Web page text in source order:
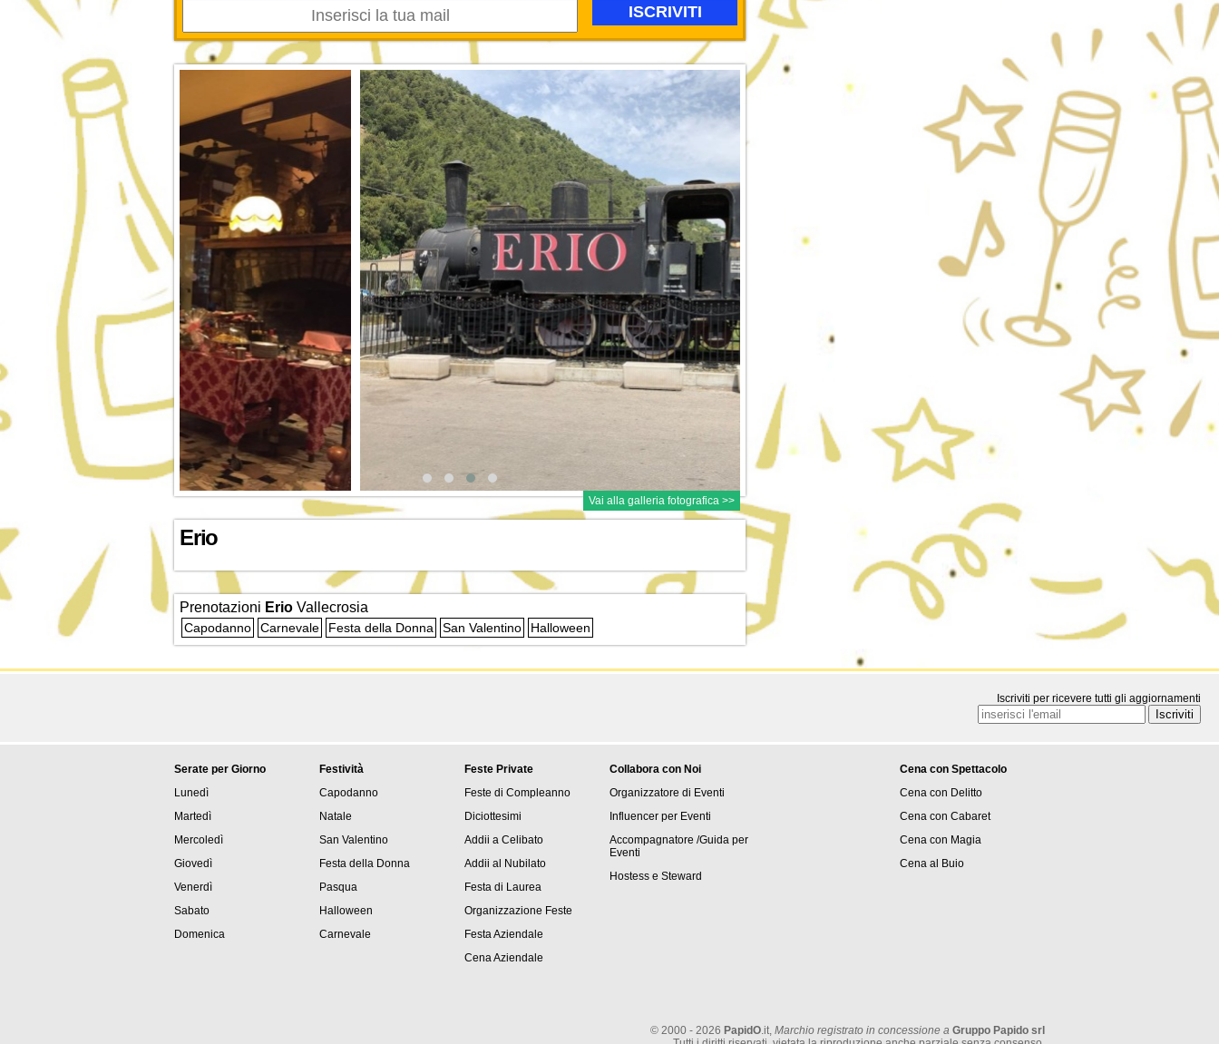
Vai alla galleria fotografica >>
Erio
Prenotazioni Erio Vallecrosia
Capodanno Carnevale Festa della Donna San Valentino Halloween
Iscriviti per ricevere tutti gli aggiornamenti
Serate per Giorno
Lunedì
Martedì
Mercoledì
Giovedì
Venerdì
Sabato
Domenica
Festività
Capodanno
Natale
San Valentino
Festa della Donna
Pasqua
Halloween
Carnevale
Feste Private
Feste di Compleanno
Diciottesimi
Addii a Celibato
Addii al Nubilato
Festa di Laurea
Organizzazione Feste
Festa Aziendale
Cena Aziendale
Collabora con Noi
Organizzatore di Eventi
Influencer per Eventi
Accompagnatore /Guida per
Eventi
Hostess e Steward
Cena con Spettacolo
Cena con Delitto
Cena con Cabaret
Cena con Magia
Cena al Buio
© 2000 - 2026 PapidO.it, Marchio registrato in concessione a Gruppo Papido srl